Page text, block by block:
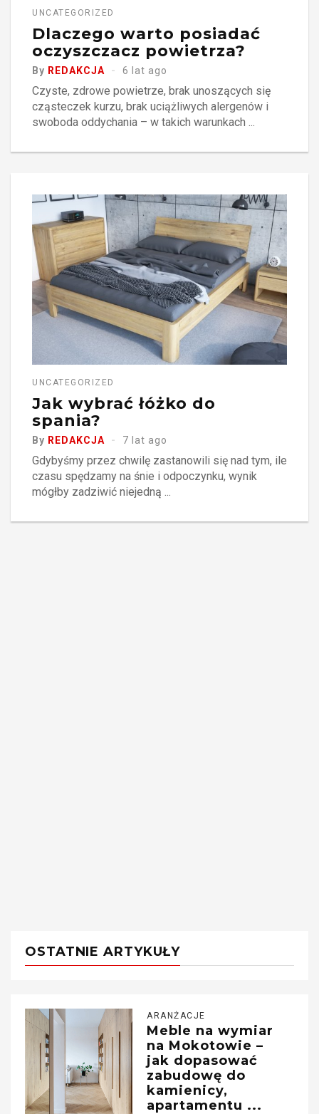
UNCATEGORIZED
Dlaczego warto posiadać
oczyszczacz powietrza?
By REDAKCJA 6 lat ago
Czyste, zdrowe powietrze, brak unoszących się
cząsteczek kurzu, brak uciążliwych alergenów i
swoboda oddychania – w takich warunkach ...
UNCATEGORIZED
Jak wybrać łóżko do
spania?
By REDAKCJA 7 lat ago
Gdybyśmy przez chwilę zastanowili się nad tym, ile
czasu spędzamy na śnie i odpoczynku, wynik
mógłby zadziwić niejedną ...
OSTATNIE ARTYKUŁY
ARANŻACJE
Meble na wymiar
na Mokotowie –
jak dopasować
zabudowę do
kamienicy,
apartamentu ...